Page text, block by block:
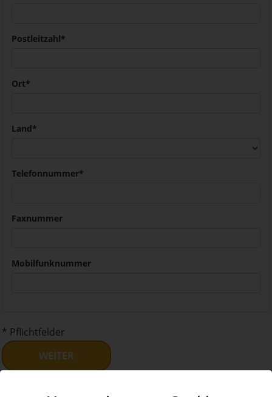
Postleitzahl*
Ort*
Land*
Telefonnummer*
Faxnummer
Mobilfunknummer
* Pflichtfelder
WEITER